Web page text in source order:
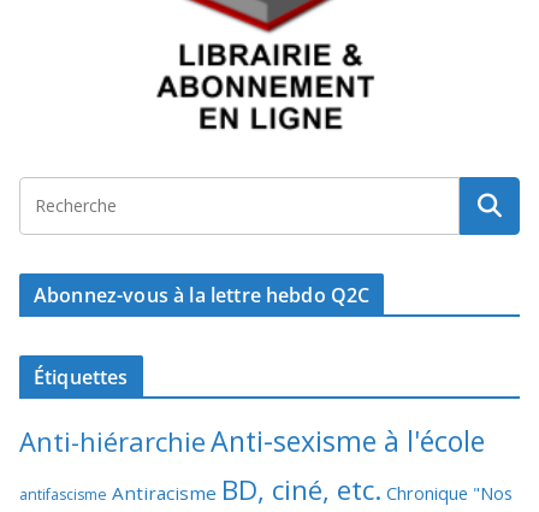
Abonnez-vous à la lettre hebdo Q2C
Étiquettes
Anti-hiérarchieAnti-sexisme à l'école
antifascisme Antiracisme BD, ciné, etc. Chronique "Nos